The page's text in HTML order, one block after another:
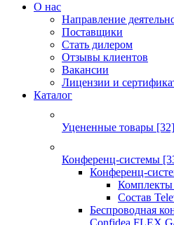
О нас
Направление
Поставщики
Стать дилером
Отзывы клиентов
Вакансии
Лицензии и
Каталог
Уцененные товары [32]
Конференц-системы
Конференц-
Комплекты
Состав
Беспроводная
Confidea FLEX